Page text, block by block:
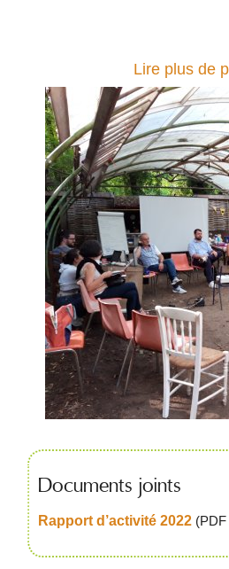
Lire plus de
Documents joints
Rapport d’activité 2022 (